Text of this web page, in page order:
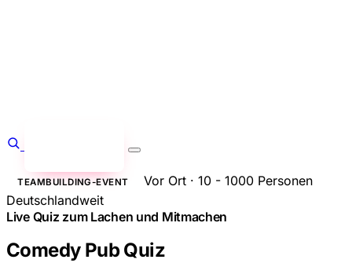
TEAMBUILDING-EVENT
Vor Ort · 10 - 1000 Personen
Deutschlandweit
Live Quiz zum Lachen und Mitmachen
Comedy Pub Quiz